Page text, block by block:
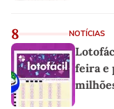
8 NOTÍCIAS
feira e